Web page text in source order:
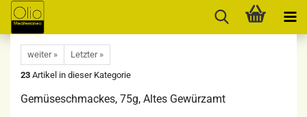
weiter »
Letzter »
23 Artikel in dieser Kategorie
Gemüseschmackes, 75g, Altes Gewürzamt